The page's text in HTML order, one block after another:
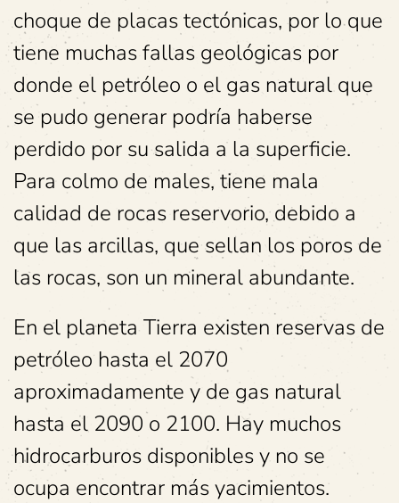
choque de placas tectónicas, por lo que
tiene muchas fallas geológicas por
donde el petróleo o el gas natural que
se pudo generar podría haberse
perdido por su salida a la superficie.
Para colmo de males, tiene mala
calidad de rocas reservorio, debido a
que las arcillas, que sellan los poros de
las rocas, son un mineral abundante.
En el planeta Tierra existen reservas de
petróleo hasta el 2070
aproximadamente y de gas natural
hasta el 2090 o 2100. Hay muchos
hidrocarburos disponibles y no se
ocupa encontrar más yacimientos.